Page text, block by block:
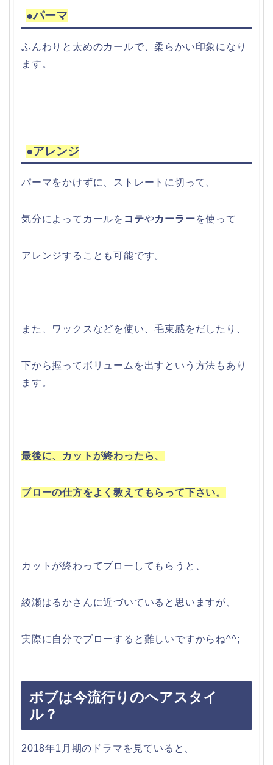
●パーマ
ふんわりと太めのカールで、柔らかい印象になり
ます。
●アレンジ
パーマをかけずに、ストレートに切って、
気分によってカールを コテやカーラーを使って
アレンジすることも可能です。
また、ワックスなどを使い、毛束感をだしたり、
下から握ってボリュームを出すという方法もあり
ます。
最後に、カットが終わったら、
ブローの仕方をよく教えてもらって下さい。
カットが終わってブローしてもらうと、
綾瀬はるかさんに近づいていると思いますが、
実際に自分でブローすると難しいですからね^^;
ボブは今流行りのヘアスタイ
ル？
2018年1月期のドラマを見ていると、